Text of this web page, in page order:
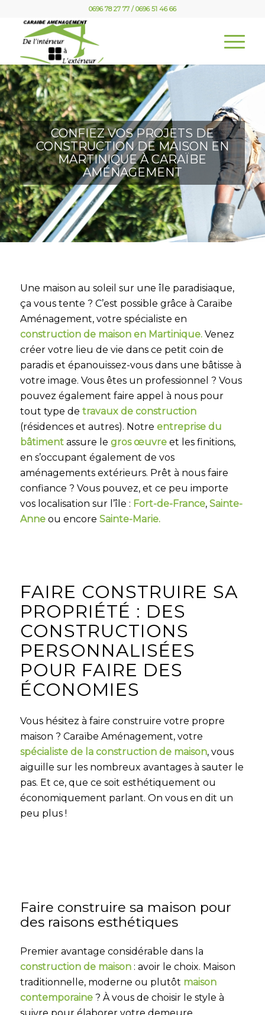
0696 78 27 77 / 0696 51 46 66
CONFIEZ VOS PROJETS DE
CONSTRUCTION DE MAISON EN
MARTINIQUE À CARAÏBE
AMÉNAGEMENT
Une maison au soleil sur une île paradisiaque,
ça vous tente ? C’est possible grâce à Caraïbe
Aménagement, votre spécialiste en
construction de maison en Martinique.Venez
créer votre lieu de vie dans ce petit coin de
paradis et épanouissez-vous dans une bâtisse à
votre image. Vous êtes un professionnel ? Vous
pouvez également faire appel à nous pour
tout type de travaux de construction
(résidences et autres). Notre entreprise du
bâtimentassure le gros œuvre et les finitions,
en s’occupant également de vos
aménagements extérieurs. Prêt à nous faire
confiance ? Vous pouvez, et ce peu importe
vos localisation sur l’île : Fort-de-France, Sainte-
Anne ou encore Sainte-Marie.
FAIRE CONSTRUIRE SA
PROPRIÉTÉ : DES
CONSTRUCTIONS
PERSONNALISÉES
POUR FAIRE DES
ÉCONOMIES
Vous hésitez à faire construire votre propre
maison ? Caraïbe Aménagement, votre
spécialiste de la construction de maison, vous
aiguille sur les nombreux avantages à sauter le
pas. Et ce, que ce soit esthétiquement ou
économiquement parlant. On vous en dit un
peu plus !
Faire construire sa maison pour
des raisons esthétiques
Premier avantage considérable dans la
construction de maison: avoir le choix. Maison
traditionnelle, moderne ou plutôt maison
contemporaine? À vous de choisir le style à